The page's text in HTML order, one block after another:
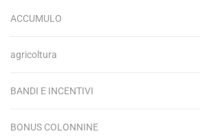
ACCUMULO
agricoltura
BANDI E INCENTIVI
BONUS COLONNINE